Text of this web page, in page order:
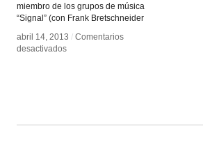
miembro de los grupos de música
“Signal” (con Frank Bretschneider
abril 14, 2013 / Comentarios
desactivadosen
abril 14, 2013 / Comentarios
desactivadosen